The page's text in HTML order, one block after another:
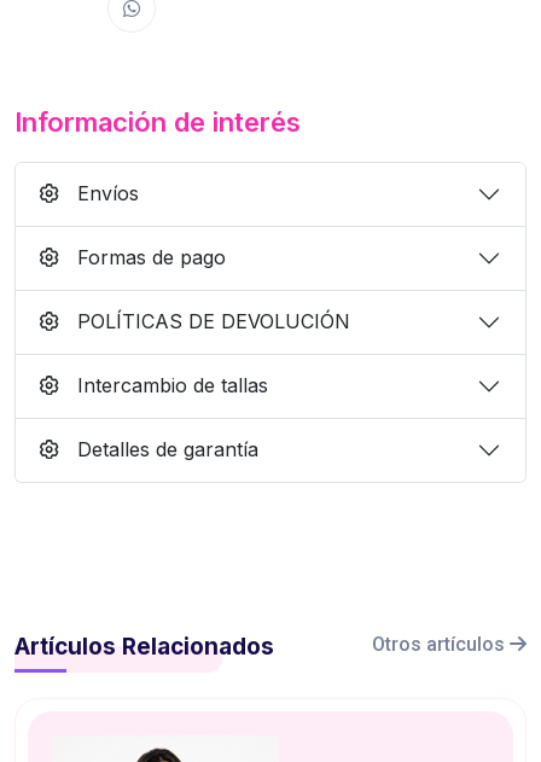
Información de interés
Envíos
Formas de pago
POLÍTICAS DE DEVOLUCIÓN
Intercambio de tallas
Detalles de garantía
Artículos Relacionados Otros artículos